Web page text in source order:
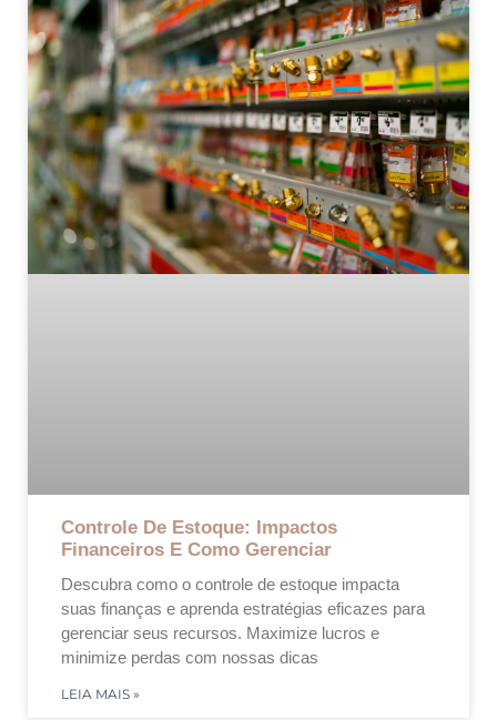
Controle De Estoque: Impactos
Financeiros E Como Gerenciar
Descubra como o controle de estoque impacta
suas finanças e aprenda estratégias eficazes para
gerenciar seus recursos. Maximize lucros e
minimize perdas com nossas dicas
LEIA MAIS »